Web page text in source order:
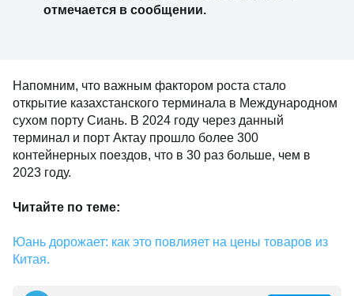
отмечается в сообщении.
Напомним, что важным фактором роста стало
открытие казахстанского терминала в Международном
сухом порту Сиань. В 2024 году через данный
терминал и порт Актау прошло более 300
контейнерных поездов, что в 30 раз больше, чем в
2023 году.
Читайте по теме:
Юань дорожает: как это повлияет на цены товаров из
Китая.